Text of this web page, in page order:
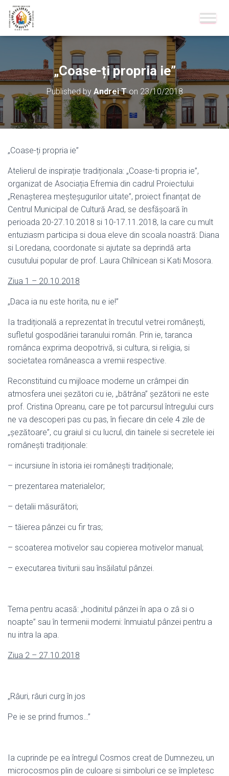
„Coase-ți propria ie”
Published by Andrei Ton 23/10/2018
„Coase-ți propria ie”
Atelierul de inspirație tradiționala: „Coase-ti propria ie”,
organizat de Asociația Efremia din cadrul Proiectului
„Renașterea meșteșugurilor uitate”, proiect finanțat de
Centrul Municipal de Cultură Arad, se desfășoară în
perioada 20-27.10.2018 si 10-17.11.2018, la care cu mult
entuziasm participa si doua eleve din scoala noastră: Diana
si Loredana, coordonate si ajutate sa deprindă arta
cusutului popular de prof. Laura Chîlnicean si Kati Mosora.
Ziua 1 – 20.10.2018
„Daca ia nu este horita, nu e ie!”
Ia tradițională a reprezentat în trecutul vetrei românești,
sufletul gospodăriei taranului român. Prin ie, taranca
românca exprima deopotrivă, si cultura, si religia, si
societatea româneasca a vremii respective.
Reconstituind cu mijloace moderne un crâmpei din
atmosfera unei șezători cu ie, „bătrâna” șezătorii ne este
prof. Cristina Opreanu, care pe tot parcursul întregului curs
ne va descoperi pas cu pas, în fiecare din cele 4 zile de
„șezătoare”, cu graiul si cu lucrul, din tainele si secretele iei
românești tradiționale:
– incursiune în istoria iei românești tradiționale;
– prezentarea materialelor;
– detalii măsurători;
– tăierea pânzei cu fir tras;
– scoaterea motivelor sau copierea motivelor manual;
– executarea tiviturii sau însăilatul pânzei.
Tema pentru acasă: „hodinitul pânzei în apa o zâ si o
noapte” sau în termenii moderni: înmuiatul pânzei pentru a
nu intra la apa.
Ziua 2 – 27.10.2018
„Râuri, râuri curg în jos
Pe ie se prind frumos…”
Ia cuprinde pe ea întregul Cosmos creat de Dumnezeu, un
microcosmos plin de culoare si simboluri ce se împletesc